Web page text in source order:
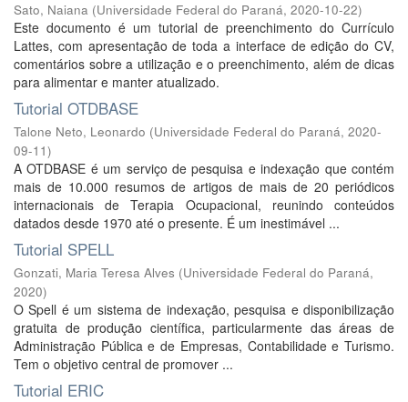
Sato, Naiana (Universidade Federal do Paraná, 2020-10-22)
Este documento é um tutorial de preenchimento do Currículo
Lattes, com apresentação de toda a interface de edição do CV,
comentários sobre a utilização e o preenchimento, além de dicas
para alimentar e manter atualizado.
Tutorial OTDBASE
Talone Neto, Leonardo (Universidade Federal do Paraná, 2020-
09-11)
A OTDBASE é um serviço de pesquisa e indexação que contém
mais de 10.000 resumos de artigos de mais de 20 periódicos
internacionais de Terapia Ocupacional, reunindo conteúdos
datados desde 1970 até o presente. É um inestimável ...
Tutorial SPELL
Gonzati, Maria Teresa Alves (Universidade Federal do Paraná,
2020)
O Spell é um sistema de indexação, pesquisa e disponibilização
gratuita de produção científica, particularmente das áreas de
Administração Pública e de Empresas, Contabilidade e Turismo.
Tem o objetivo central de promover ...
Tutorial ERIC